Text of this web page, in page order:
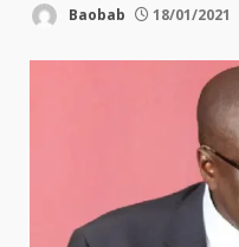
Baobab 18/01/2021